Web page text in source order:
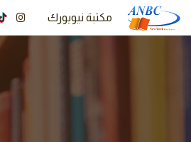
مكتبة نيويورك